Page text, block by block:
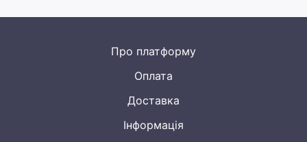
Про платформу
Оплата
Доставка
Інформація